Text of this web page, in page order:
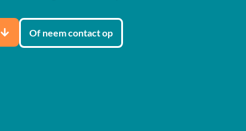
Of neem contact op